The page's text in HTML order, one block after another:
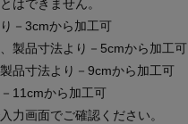
はできません。
－3cmから加工可
製品寸法より－5cmから加工可
品寸法より－9cmから加工可
11cmから加工可
力画面でご確認ください。